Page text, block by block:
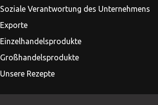
Soziale Verantwortung des Unternehmens
Exporte
Einzelhandelsprodukte
Großhandelsprodukte
Unsere Rezepte